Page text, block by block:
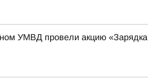
УМВД провели акцию